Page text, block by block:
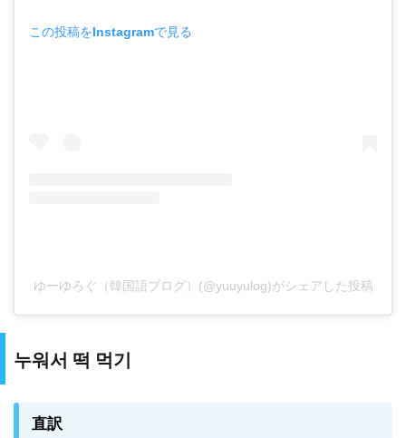
この投稿をInstagramで見る
ゆーゆろぐ（韓国語ブログ）(@yuuyulog)がシェアした投稿
누워서 떡 먹기
直訳